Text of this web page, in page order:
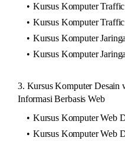
Kursus Komputer
Kursus Komputer
Kursus Komputer
Kursus Komputer
3. Kursus Komputer Desain
Informasi Berbasis Web
Kursus Komputer Web
Kursus Komputer Web